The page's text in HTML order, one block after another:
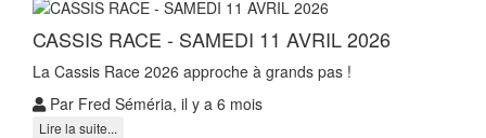
CASSIS RACE - SAMEDI 11 AVRIL 2026
La Cassis Race 2026 approche à grands pas !
Par Fred Séméria, il y a 6 mois
Lire la suite...